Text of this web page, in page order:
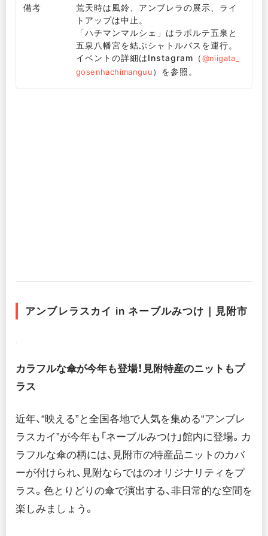
備考
荒天時は風鈴、アンブレラの展示、ライ
トアップは中止。
「ハチマンマルシェ」はラポルテ五泉と
五泉八幡宮を結ぶシャトルバスを運行。
イベントの詳細はInstagram（@niigata_
gosenhachimanguu）を参照。
アンブレラスカイ in ネーブルみつけ｜見附市
カラフルな傘が今年も登場！見附特産のニットもプ
ラス
近年、“映える”と全国各地で人気を集める“アンブレ
ラスカイ”が今年も「ネーブルみつけ」館内に登場。カ
ラフルな傘の柄には、見附市の特産品ニットのカバ
ーが付けられ、見附ならではのオリジナリティをプ
ラス。色とりどりの傘で演出する、非日常的な空間を
楽しみましょう。